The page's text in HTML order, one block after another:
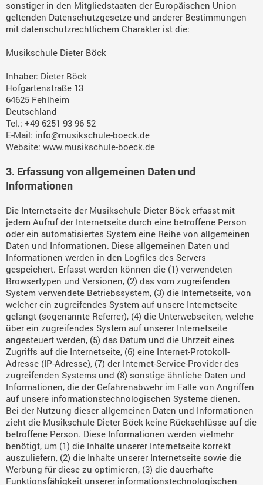
sonstiger in den Mitgliedstaaten der Europäischen Union
geltenden Datenschutzgesetze und anderer Bestimmungen
mit datenschutzrechtlichem Charakter ist die:
Musikschule Dieter Böck
Inhaber: Dieter Böck
Hofgartenstraße 13
64625 Fehlheim
Deutschland
Tel.: +49 6251 93 96 52
E-Mail: info@musikschule-boeck.de
Website: www.musikschule-boeck.de
3. Erfassung von allgemeinen Daten und
Informationen
Die Internetseite der Musikschule Dieter Böck erfasst mit
jedem Aufruf der Internetseite durch eine betroffene Person
oder ein automatisiertes System eine Reihe von allgemeinen
Daten und Informationen. Diese allgemeinen Daten und
Informationen werden in den Logfiles des Servers
gespeichert. Erfasst werden können die (1) verwendeten
Browsertypen und Versionen, (2) das vom zugreifenden
System verwendete Betriebssystem, (3) die Internetseite, von
welcher ein zugreifendes System auf unsere Internetseite
gelangt (sogenannte Referrer), (4) die Unterwebseiten, welche
über ein zugreifendes System auf unserer Internetseite
angesteuert werden, (5) das Datum und die Uhrzeit eines
Zugriffs auf die Internetseite, (6) eine Internet-Protokoll-
Adresse (IP-Adresse), (7) der Internet-Service-Provider des
zugreifenden Systems und (8) sonstige ähnliche Daten und
Informationen, die der Gefahrenabwehr im Falle von Angriffen
auf unsere informationstechnologischen Systeme dienen.
Bei der Nutzung dieser allgemeinen Daten und Informationen
zieht die Musikschule Dieter Böck keine Rückschlüsse auf die
betroffene Person. Diese Informationen werden vielmehr
benötigt, um (1) die Inhalte unserer Internetseite korrekt
auszuliefern, (2) die Inhalte unserer Internetseite sowie die
Werbung für diese zu optimieren, (3) die dauerhafte
Funktionsfähigkeit unserer informationstechnologischen